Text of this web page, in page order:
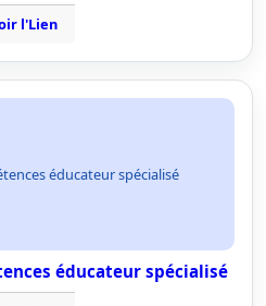
l'Lien
éducateur spécialisé
éducateur spécialisé